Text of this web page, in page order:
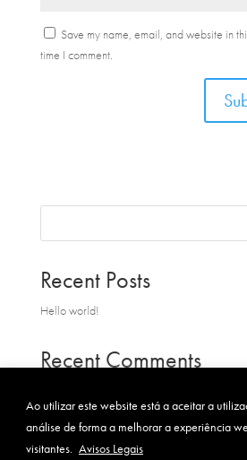
Ao utilizar este website está a aceitar a
análise de forma a melhorar a experiência
visitantes. Avisos Legais
Save my name, email, and website in
time I comment.
Recent Posts
Hello world!
Recent Comments